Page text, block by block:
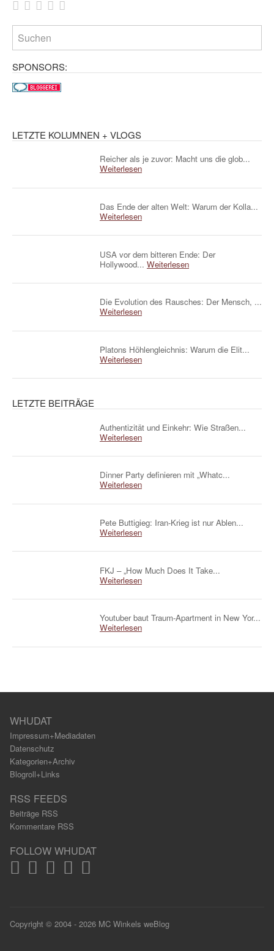
SPONSORS:
LETZTE KOLUMNEN + VLOGS
Reicher als je zuvor: Macht uns die glob...
Weiterlesen
Das Ende der alten Welt: Warum der Kolla...
Weiterlesen
USA vor dem bitteren Ende: Der
Hollywood... Weiterlesen
Die Evolution des Rausches: Der Mensch, ...
Weiterlesen
Platons Höhlengleichnis: Warum die Elit...
Weiterlesen
LETZTE BEITRÄGE
Authentizität und Einkehr: Wie Straßen...
Weiterlesen
Dinner Party definieren mit „Whatc...
Weiterlesen
Pete Buttigieg: Iran-Krieg ist nur Ablen...
Weiterlesen
FKJ – „How Much Does It Take...
Weiterlesen
Youtuber baut Traum-Apartment in New Yor...
Weiterlesen
WHUDAT
Impressum+Mediadaten
Datenschutz
Kategorien+Archiv
Blogroll+Links
RSS FEEDS
Beiträge RSS
Kommentare RSS
FOLLOW WHUDAT
Copyright © 2004 - 2026 MC Winkels weBlog